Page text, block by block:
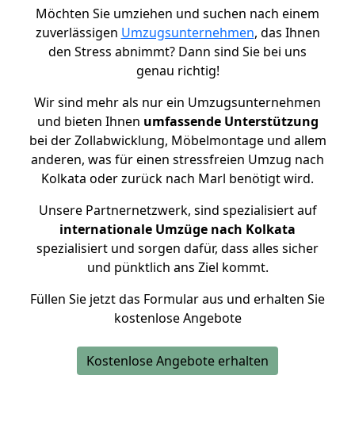
Möchten Sie umziehen und suchen nach einem
zuverlässigen Umzugsunternehmen, das Ihnen
den Stress abnimmt? Dann sind Sie bei uns
genau richtig!
Wir sind mehr als nur ein Umzugsunternehmen
und bieten Ihnen umfassende Unterstützung
bei der Zollabwicklung, Möbelmontage und allem
anderen, was für einen stressfreien Umzug nach
Kolkata oder zurück nach Marl benötigt wird.
Unsere Partnernetzwerk, sind spezialisiert auf
internationale Umzüge nach Kolkata
spezialisiert und sorgen dafür, dass alles sicher
und pünktlich ans Ziel kommt.
Füllen Sie jetzt das Formular aus und erhalten Sie
kostenlose Angebote
Kostenlose Angebote erhalten